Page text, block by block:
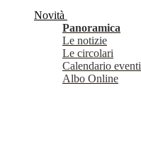
Novità
Panoramica
Le notizie
Le circolari
Calendario eventi
Albo Online